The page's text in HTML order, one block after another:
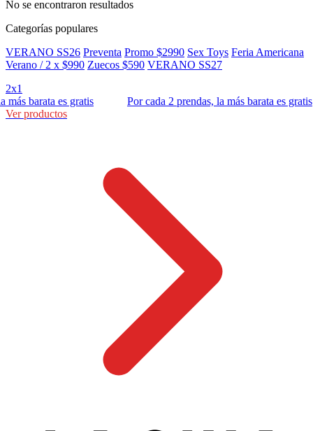
No se encontraron resultados
Categorías populares
VERANO SS26 Preventa Promo $2990 Sex Toys Feria Americana
Verano / 2 x $990 Zuecos $590 VERANO SS27
2x1
barata es gratis
Por cada 2 prendas, la más barata es gratis
Ver productos